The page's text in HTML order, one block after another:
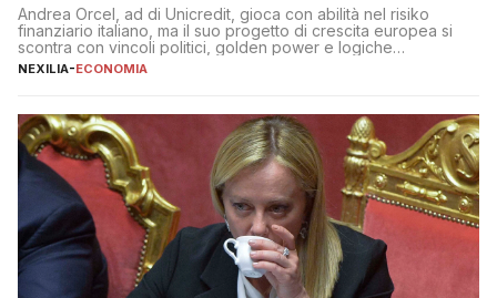
Andrea Orcel, ad di Unicredit, gioca con abilità nel risiko
finanziario italiano, ma il suo progetto di crescita europea si
scontra con vincoli politici, golden power e logiche
protezionistiche. Orcel e la mossa su Generali Andrea Orcel,
NEXILIA-ECONOMIA